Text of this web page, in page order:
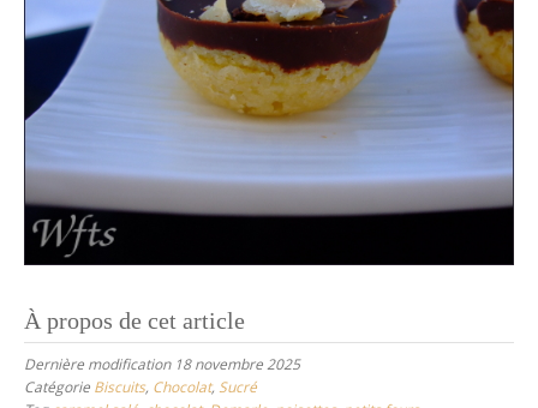
À propos de cet article
Dernière modification 18 novembre 2025
Catégorie Biscuits, Chocolat, Sucré